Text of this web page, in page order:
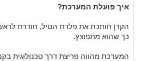
איך פועלת המערכת?
הקרן חותכת את פלדת הטיל, חודרת
כך שהוא מתפוצץ.